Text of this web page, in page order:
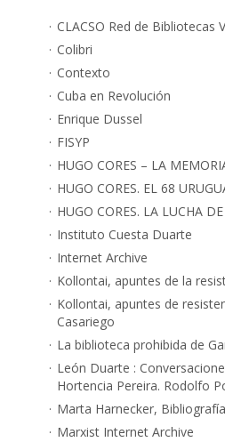
CLACSO Red de Bibliotecas
Colibri
Contexto
Cuba en Revolución
Enrique Dussel
FISYP
HUGO CORES – LA
HUGO CORES. EL 68
HUGO CORES. LA LUCHA
Instituto Cuesta Duarte
Internet Archive
Kollontai, apuntes de la
Kollontai, apuntes de
Casariego
La biblioteca prohibida de
León Duarte :
Hortencia Pereira. Rodolfo
Marta Harnecker,
Marxist Internet Archive